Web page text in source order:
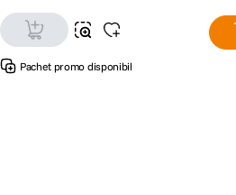
Pachet promo disponibil